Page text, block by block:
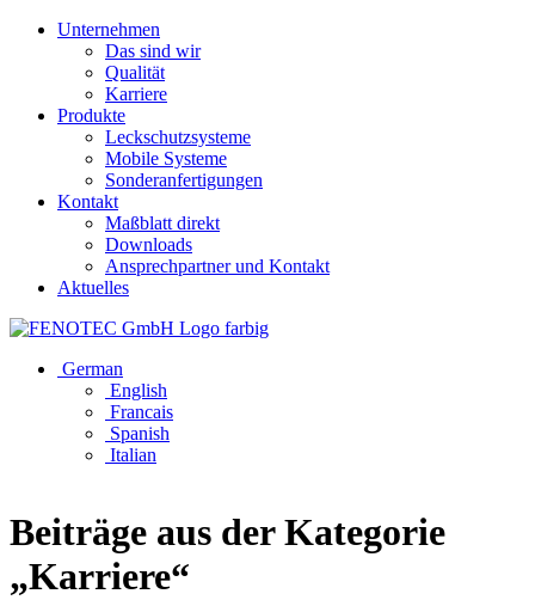
Unternehmen
Das sind wir
Qualität
Karriere
Produkte
Leckschutzsysteme
Mobile Systeme
Sonderanfertigungen
Kontakt
Maßblatt direkt
Downloads
Ansprechpartner und Kontakt
Aktuelles
German
English
Francais
Spanish
Italian
Beiträge aus der Kategorie
„Karriere“